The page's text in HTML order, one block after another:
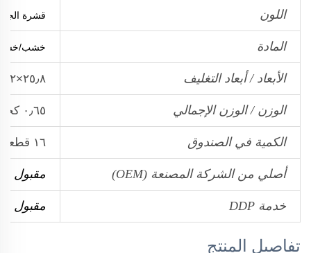
اللون قشرة
المادة خشب/
الأبعاد / أبعاد التغليف ٢٥٫٨×٢٢×٧ سم
الوزن / الوزن الإجمالي ٠٫٦٥ كجم‏/١٫١٥ كجم
الكمية في الصندوق ١٦ قطعة
أصلي من الشركة المصنعة (OEM) مقبول
خدمة DDP مقبول
تفاصيل المنتج